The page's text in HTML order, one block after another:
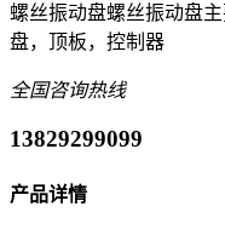
螺丝振动盘螺丝振动盘
盘，顶板，控制器
全国咨询热线
13829299099
产品详情